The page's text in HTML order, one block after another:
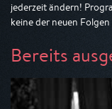
jederzeit ändern!
keine der neuen Folgen
Bereits